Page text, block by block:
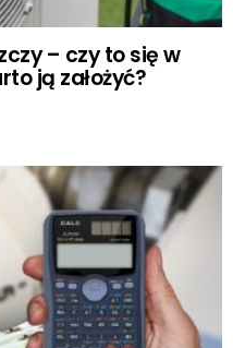
– czy to się w
ją założyć?